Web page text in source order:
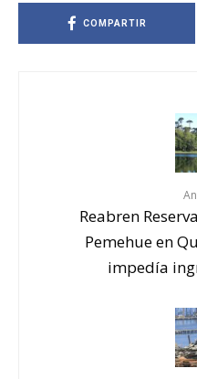
COMPARTIR
Reabren
Pemehue en
impedía